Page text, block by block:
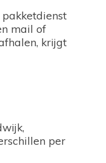
mail of
krijgt
per